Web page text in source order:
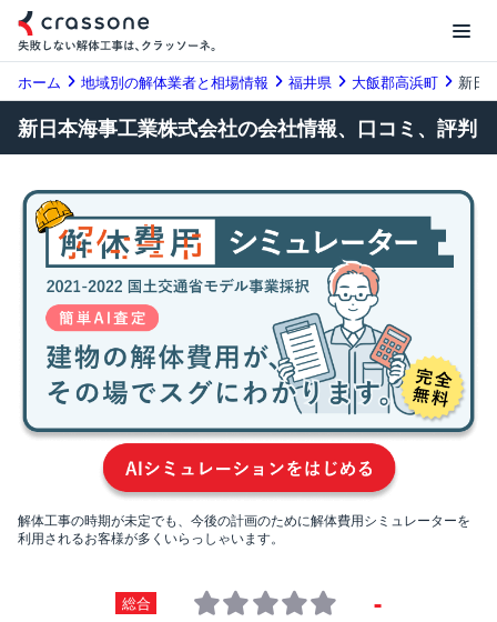
ホーム 地域別の解体業者と相場情報 福井県 大飯郡高浜町 新日
新日本海事工業株式会社の会社情報、口コミ、評判
解体工事の時期が未定でも、今後の計画のために解体費用シミュレーターを
利用されるお客様が多くいらっしゃいます。
総合 -